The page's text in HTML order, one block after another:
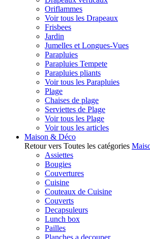
Oriflammes
Voir tous les Drapeaux
Frisbees
Jardin
Jumelles et Longues-Vues
Parapluies
Parapluies Tempete
Parapluies pliants
Voir tous les Parapluies
Plage
Chaises de plage
Serviettes de Plage
Voir tous les Plage
Voir tous les articles
Maison & Déco
Retour vers Toutes les catégories
Assiettes
Bougies
Couvertures
Cuisine
Couteaux de Cuisine
Couverts
Decapsuleurs
Lunch box
Pailles
Planches a decouper